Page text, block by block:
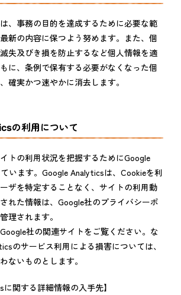
、事務の目的を達成するために必要な範
新の内容に保つよう努めます。また、個
失及びき損を防止するなど個人情報を適
に、条例で保有する必要がなくなった個
確実かつ速やかに消去します。
の利用について
トの利用状況を把握するためにGoogle
います。Google Analyticsは、Cookieを利
ザを特定することなく、サイトの利用動
れた情報は、Google社のプライバシーポ
理されます。
社の関連サイトをご覧ください。な
のサービス利用による損害については、
ないものとします。
に関する詳細情報の入手先】